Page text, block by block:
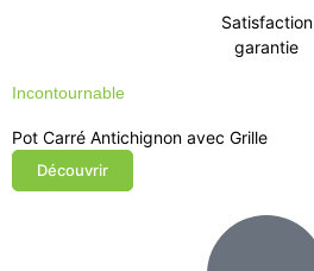
Satisfaction
garantie
Incontournable
Pot Carré Antichignon avec Grille
Découvrir